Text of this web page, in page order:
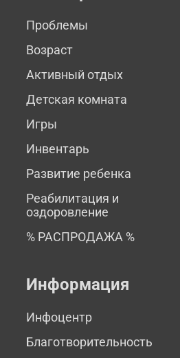
Проблемы
Возраст
Активный отдых
Детская комната
Игры
Инвентарь
Развитие ребенка
Реабилитация и
оздоровление
% РАСПРОДАЖА %
Информация
Инфоцентр
Благотворительность